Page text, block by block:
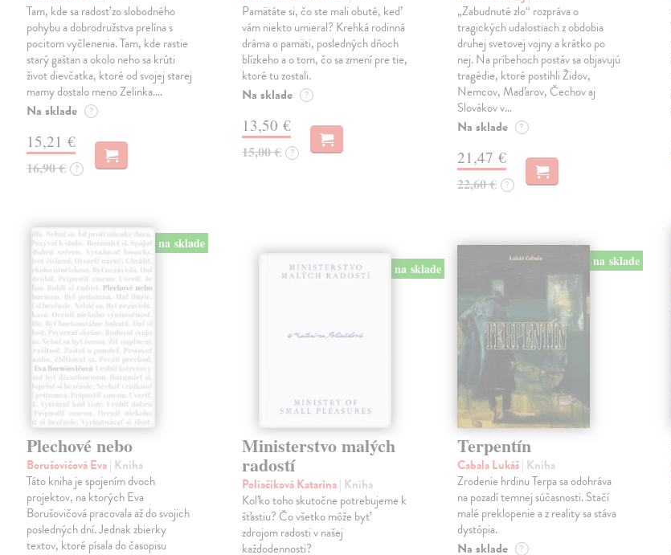
Tam, kde sa radosť zo slobodného
pohybu a dobrodružstva prelína s
pocitom vyčlenenia. Tam, kde rastie
starý gaštan a okolo neho sa krúti
život dievčatka, ktoré od svojej starej
mamy dostalo meno Zelinka.…
Na sklade ?
15,21 €
16,90 € ?
Pamätáte si, čo ste mali obuté, keď
vám niekto umieral? Krehká rodinná
dráma o pamäti, posledných dňoch
blízkeho a o tom, čo sa zmení pre tie,
ktoré tu zostali.
Na sklade ?
13,50 €
15,00 € ?
„Zabudnuté zlo“ rozpráva o
tragických udalostiach z obdobia
druhej svetovej vojny a krátko po
nej. Na príbehoch postáv sa objavujú
tragédie, ktoré postihli Židov,
Nemcov, Maďarov, Čechov aj
Slovákov v…
Na sklade ?
21,47 €
22,60 € ?
na sklade
Plechové nebo
Borušovičová Eva| Kniha
Táto kniha je spojením dvoch
projektov, na ktorých Eva
Borušovičová pracovala až do svojich
posledných dní. Jednak zbierky
textov, ktoré písala do časopisu
na sklade
Ministerstvo malých
radostí
Poliačiková Katarína| Kniha
Koľko toho skutočne potrebujeme k
šťastiu? Čo všetko môže byť
zdrojom radosti v našej
každodennosti?
na sklade
Terpentín
Cabala Lukáš| Kniha
Zrodenie hrdinu Terpa sa odohráva
na pozadí temnej súčasnosti. Stačí
malé preklopenie a z reality sa stáva
dystópia.
Na sklade ?